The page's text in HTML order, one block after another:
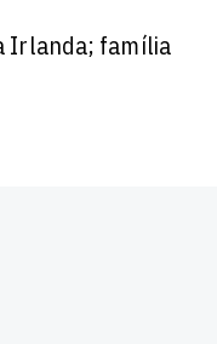
Irlanda; família